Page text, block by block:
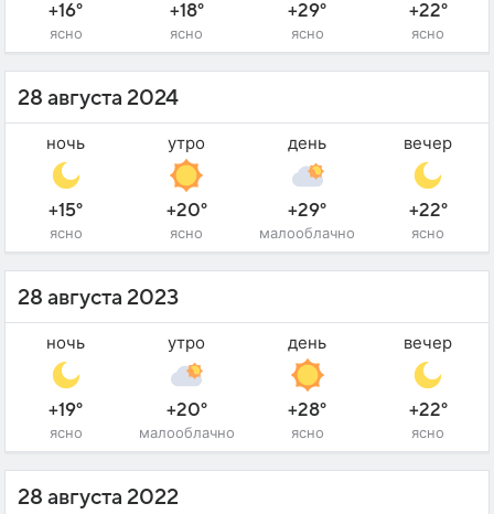
+16°
ясно
+18°
ясно
+29°
ясно
+22°
ясно
28 августа 2024
ночь
+15°
ясно
утро
+20°
ясно
день
+29°
малооблачно
вечер
+22°
ясно
28 августа 2023
ночь
+19°
ясно
утро
+20°
малооблачно
день
+28°
ясно
вечер
+22°
ясно
28 августа 2022